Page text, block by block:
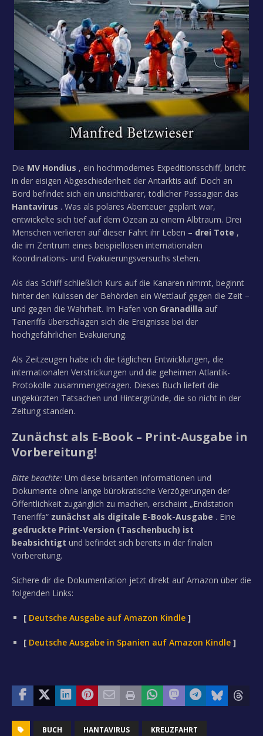
Die MV Hondius , ein hochmodernes Expeditionsschiff, bricht
in der eisigen Abgeschiedenheit der Antarktis auf. Doch an
Bord befindet sich ein unsichtbarer, tödlicher Passagier: das
Hantavirus . Was als polares Abenteuer geplant war,
entwickelte sich tief auf dem Ozean zu einem Albtraum. Drei
Menschen verlieren auf dieser Fahrt ihr Leben – drei Tote ,
die im Zentrum eines beispiellosen internationalen
Koordinations- und Evakuierungsversuchs stehen.
Als das Schiff schließlich Kurs auf die Kanaren nimmt, beginnt
hinter den Kulissen der Behörden ein Wettlauf gegen die Zeit –
und gegen die Wahrheit. Im Hafen von Granadilla auf
Teneriffa überschlagen sich die Ereignisse bei der
hochgefährlichen Evakuierung.
Als Zeitzeugen habe ich die täglichen Entwicklungen, die
internationalen Verstrickungen und die geheimen Atlantik-
Protokolle zusammengetragen. Dieses Buch liefert die
ungekürzten Tatsachen und Hintergründe, die so nicht in der
Zeitung standen.
Zunächst als E-Book – Print-Ausgabe in
Vorbereitung!
Bitte beachte: Um diese brisanten Informationen und
Dokumente ohne lange bürokratische Verzögerungen der
Öffentlichkeit zugänglich zu machen, erscheint „Endstation
Teneriffa“ zunächst als digitale E-Book-Ausgabe . Eine
gedruckte Print-Version (Taschenbuch) ist
beabsichtigt und befindet sich bereits in der finalen
Vorbereitung.
Sichere dir die Dokumentation jetzt direkt auf Amazon über die
folgenden Links:
[ Deutsche Ausgabe auf Amazon Kindle ]
[ Deutsche Ausgabe in Spanien auf Amazon Kindle ]
BUCH HANTAVIRUS KREUZFAHRT